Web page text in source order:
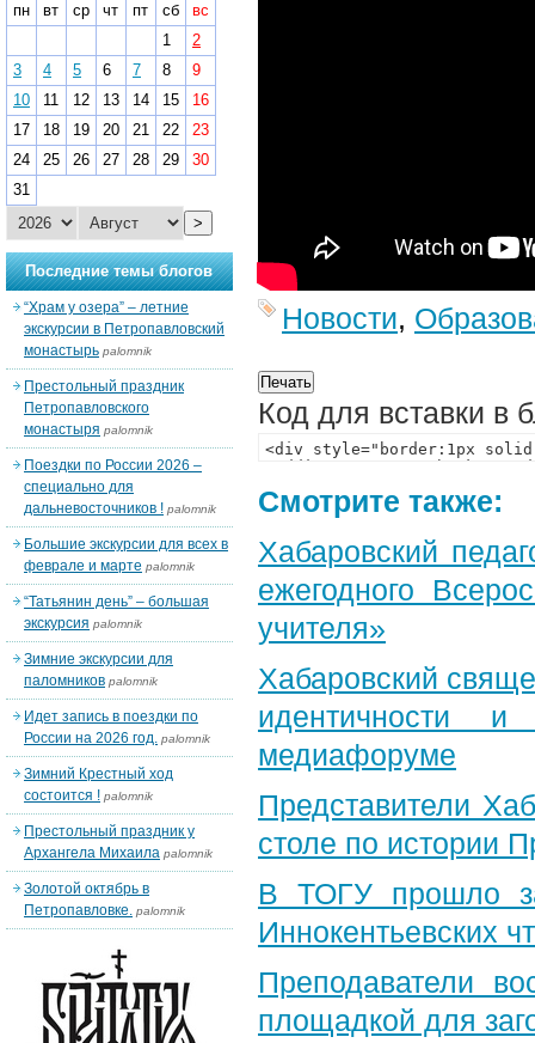
Новости,
Код для вставки в
Смотрите также:
Хабаровский
ежегодного
учителя»
Хабаровский
идентичности
медиафоруме
Представители
столе по истории
В ТОГУ прошло
Иннокентьевских
Преподаватели
площадкой для
пн
вт ср чт пт сб
вс
1
2
3
4 5 6 7 8
9
10
11 12 13 14 15
16
17
18 19 20 21 22
23
24
25 26 27 28 29
30
31
>
Последние темы блогов
“Храм у озера” – летние
экскурсии в Петропавловский
монастырь palomnik
Престольный праздник
Петропавловского
монастыря palomnik
Поездки по России 2026 –
специально для
дальневосточников ! palomnik
Большие экскурсии для всех в
феврале и марте palomnik
“Татьянин день” – большая
экскурсия palomnik
Зимние экскурсии для
паломников palomnik
Идет запись в поездки по
России на 2026 год. palomnik
Зимний Крестный ход
состоится ! palomnik
Престольный праздник у
Архангела Михаила palomnik
Золотой октябрь в
Петропавловке. palomnik